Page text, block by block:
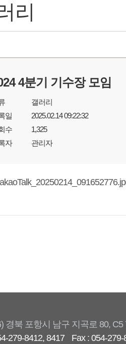
리
4분기 기수장 모임
갤러리
일
2025.02.14 09:22:32
수
1,325
자
관리자
경북 포항시 남구 지곡로 80,
279-8412, 8417
Fax : 054-279-